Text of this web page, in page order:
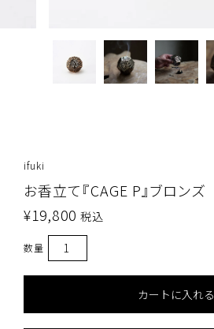
ifuki
お香立て『CAGE P』ブロンズ
¥19,800 税込
カートに入れる